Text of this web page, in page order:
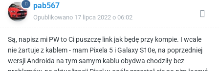
pab567
Opublikowano 17 lipca 2022 o 06:02
Są, napisz mi PW to Ci puszczę link jak będę przy kompie. I wcale
nie żartuje z kablem - mam Pixela 5 i Galaxy S10e, na poprzedniej
wersji Androida na tym samym kablu obydwa chodziły bez